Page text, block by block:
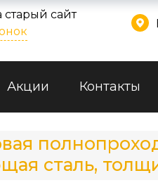
сайт
Акции Контакты
сталь,